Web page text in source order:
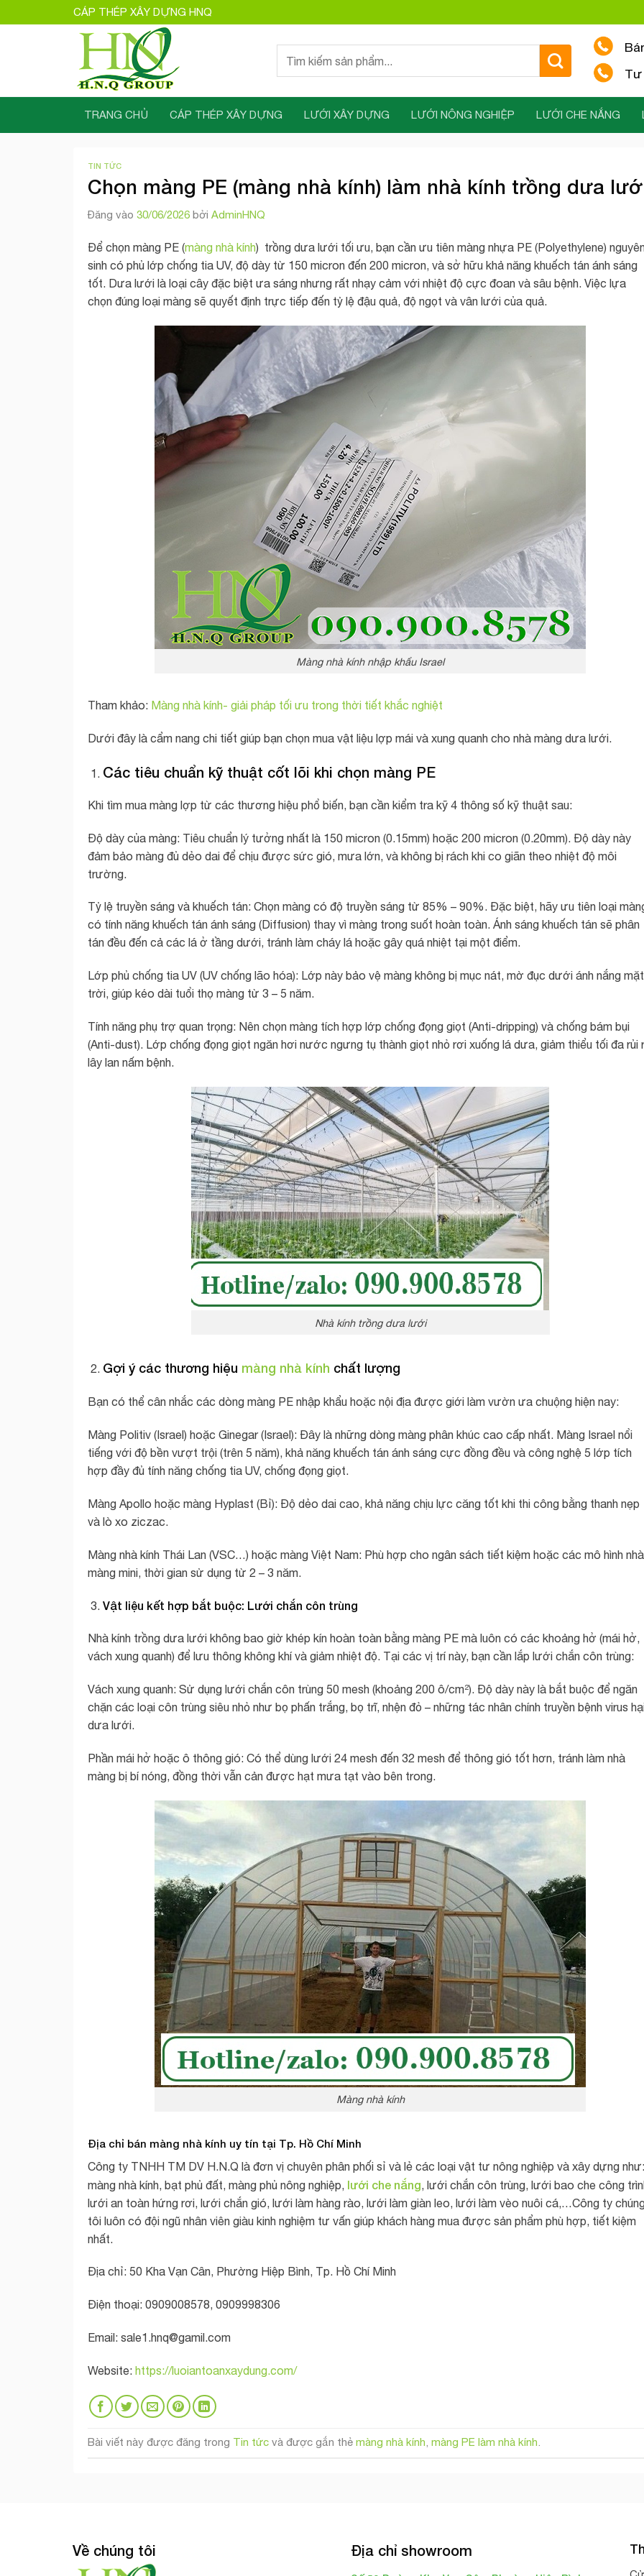
qua
CÁP THÉP XÂY DỰNG HNQ
Tìm
Tư
TRANG CHỦ CÁP THÉP XÂY DỰNG LƯỚI XÂY DỰNG LƯỚI NÔNG NGHIỆP LƯỚI CHE NẮNG
TIN TỨC
Chọn màng PE (màng nhà kính) làm nhà kính trồng dưa
Đăng vào 30/06/2026 bởi AdminHNQ
Để chọn màng PE (màng nhà kính) trồng dưa lưới tối ưu, bạn cần ưu tiên màng nhựa PE (Polyethylene)
sinh có phủ lớp chống tia UV, độ dày từ 150 micron đến 200 micron, và sở hữu khả năng khuếch tán ánh sáng
tốt. Dưa lưới là loại cây đặc biệt ưa sáng nhưng rất nhạy cảm với nhiệt độ cực đoan và sâu bệnh. Việc lựa
chọn đúng loại màng sẽ quyết định trực tiếp đến tỷ lệ đậu quả, độ ngọt và vân lưới của quả.
Màng nhà kính nhập khẩu Israel
Tham khảo: Màng nhà kính- giải pháp tối ưu trong thời tiết khắc nghiệt
Dưới đây là cẩm nang chi tiết giúp bạn chọn mua vật liệu lợp mái và xung quanh cho nhà màng dưa lưới.
Các tiêu chuẩn kỹ thuật cốt lõi khi chọn màng PE
Khi tìm mua màng lợp từ các thương hiệu phổ biến, bạn cần kiểm tra kỹ 4 thông số kỹ thuật sau:
Độ dày của màng: Tiêu chuẩn lý tưởng nhất là 150 micron (0.15mm) hoặc 200 micron (0.20mm). Độ dày này
đảm bảo màng đủ dẻo dai để chịu được sức gió, mưa lớn, và không bị rách khi co giãn theo nhiệt độ môi
trường.
Tỷ lệ truyền sáng và khuếch tán: Chọn màng có độ truyền sáng từ 85% – 90%. Đặc biệt, hãy ưu tiên loại
có tính năng khuếch tán ánh sáng (Diffusion) thay vì màng trong suốt hoàn toàn. Ánh sáng khuếch tán sẽ phân
tán đều đến cả các lá ở tầng dưới, tránh làm cháy lá hoặc gây quá nhiệt tại một điểm.
Lớp phủ chống tia UV (UV chống lão hóa): Lớp này bảo vệ màng không bị mục nát, mờ đục dưới ánh nắng mặt
trời, giúp kéo dài tuổi thọ màng từ 3 – 5 năm.
Tính năng phụ trợ quan trọng: Nên chọn màng tích hợp lớp chống đọng giọt (Anti-dripping) và chống bám bụi
(Anti-dust). Lớp chống đọng giọt ngăn hơi nước ngưng tụ thành giọt nhỏ rơi xuống lá dưa, giảm thiểu tối đa rủi
lây lan nấm bệnh.
Nhà kính trồng dưa lưới
Gợi ý các thương hiệu màng nhà kính chất lượng
Bạn có thể cân nhắc các dòng màng PE nhập khẩu hoặc nội địa được giới làm vườn ưa chuộng hiện nay:
Màng Politiv (Israel) hoặc Ginegar (Israel): Đây là những dòng màng phân khúc cao cấp nhất. Màng Israel nổi
tiếng với độ bền vượt trội (trên 5 năm), khả năng khuếch tán ánh sáng cực đồng đều và công nghệ 5 lớp tích
hợp đầy đủ tính năng chống tia UV, chống đọng giọt.
Màng Apollo hoặc màng Hyplast (Bỉ): Độ dẻo dai cao, khả năng chịu lực căng tốt khi thi công bằng thanh nẹp
và lò xo ziczac.
Màng nhà kính Thái Lan (VSC…) hoặc màng Việt Nam: Phù hợp cho ngân sách tiết kiệm hoặc các mô hình nhà
màng mini, thời gian sử dụng từ 2 – 3 năm.
Vật liệu kết hợp bắt buộc: Lưới chắn côn trùng
Nhà kính trồng dưa lưới không bao giờ khép kín hoàn toàn bằng màng PE mà luôn có các khoảng hở (mái hở,
vách xung quanh) để lưu thông không khí và giảm nhiệt độ. Tại các vị trí này, bạn cần lắp lưới chắn côn trùng:
Vách xung quanh: Sử dụng lưới chắn côn trùng 50 mesh (khoảng 200 ô/cm²). Độ dày này là bắt buộc để ngăn
chặn các loại côn trùng siêu nhỏ như bọ phấn trắng, bọ trĩ, nhện đỏ – những tác nhân chính truyền bệnh virus
dưa lưới.
Phần mái hở hoặc ô thông gió: Có thể dùng lưới 24 mesh đến 32 mesh để thông gió tốt hơn, tránh làm nhà
màng bị bí nóng, đồng thời vẫn cản được hạt mưa tạt vào bên trong.
Màng nhà kính
Địa chỉ bán màng nhà kính uy tín tại Tp. Hồ Chí Minh
Công ty TNHH TM DV H.N.Q là đơn vị chuyên phân phối sỉ và lẻ các loại vật tư nông nghiệp và xây dựng như:
màng nhà kính, bạt phủ đất, màng phủ nông nghiệp, lưới che nắng , lưới chắn côn trùng, lưới bao che công
lưới an toàn hứng rơi, lưới chắn gió, lưới làm hàng rào, lưới làm giàn leo, lưới làm vèo nuôi cá,…Công ty
tôi luôn có đội ngũ nhân viên giàu kinh nghiệm tư vấn giúp khách hàng mua được sản phẩm phù hợp, tiết kiệm
nhất.
Địa chỉ: 50 Kha Vạn Cân, Phường Hiệp Bình, Tp. Hồ Chí Minh
Điện thoại: 0909008578, 0909998306
Email: sale1.hnq@gamil.com
Website: https://luoiantoanxaydung.com/
Bài viết này được đăng trong Tin tức và được gắn thẻ màng nhà kính màng PE làm nhà kính
Về chúng tôi Địa chỉ showroom